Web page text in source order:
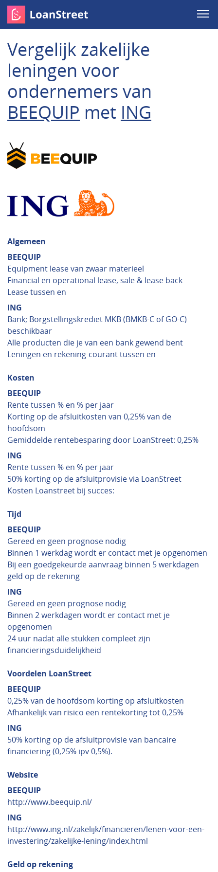
Vergelijk zakelijke
leningen voor
ondernemers van
BEEQUIP met ING
Algemeen
BEEQUIP
Equipment lease van zwaar materieel
Financial en operational lease, sale & lease back
Lease tussen en
ING
Bank; Borgstellingskrediet MKB (BMKB-C of GO-C)
beschikbaar
Alle producten die je van een bank gewend bent
Leningen en rekening-courant tussen en
Kosten
BEEQUIP
Rente tussen % en % per jaar
Korting op de afsluitkosten van 0,25% van de
hoofdsom
Gemiddelde rentebesparing door LoanStreet: 0,25%
ING
Rente tussen % en % per jaar
50% korting op de afsluitprovisie via LoanStreet
Kosten Loanstreet bij succes:
Tijd
BEEQUIP
Gereed en geen prognose nodig
Binnen 1 werkdag wordt er contact met je opgenomen
Bij een goedgekeurde aanvraag binnen 5 werkdagen
geld op de rekening
ING
Gereed en geen prognose nodig
Binnen 2 werkdagen wordt er contact met je
opgenomen
24 uur nadat alle stukken compleet zijn
financieringsduidelijkheid
Voordelen LoanStreet
BEEQUIP
0,25% van de hoofdsom korting op afsluitkosten
Afhankelijk van risico een rentekorting tot 0,25%
ING
50% korting op de afsluitprovisie van bancaire
financiering (0,25% ipv 0,5%).
Website
BEEQUIP
http://www.beequip.nl/
ING
http://www.ing.nl/zakelijk/financieren/lenen-voor-een-
investering/zakelijke-lening/index.html
Geld op rekening